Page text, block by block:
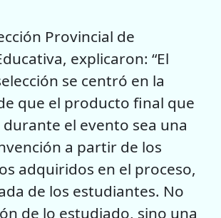
Provincial de
explicaron: “El
se centró en la
que el producto final que
el evento sea una
a partir de los
adquiridos en el proceso,
de los estudiantes. No
de lo estudiado, sino una